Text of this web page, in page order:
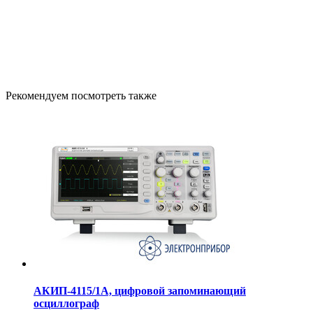
Рекомендуем посмотреть также
АКИП-4115/1А, цифровой запоминающий
осциллограф